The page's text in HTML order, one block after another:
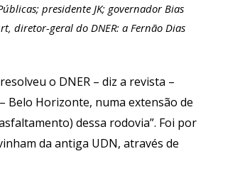
presidente JK; governador Bias
diretor-geral do DNER: a Fernão Dias
o DNER – diz a revista –
Belo Horizonte, numa extensão de
dessa rodovia”. Foi por
da antiga UDN, através de